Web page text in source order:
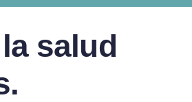
salud